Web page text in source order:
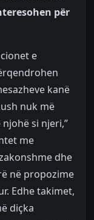
për
e
kanë
nuk më
si njeri,”
me
dhe
në propozime
Edhe takimet,
diçka